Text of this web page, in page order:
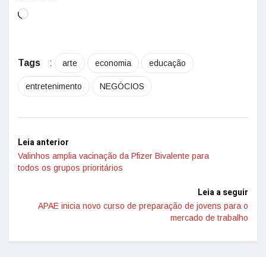
Tags : arte economia educação
entretenimento NEGÓCIOS
Leia anterior
Valinhos amplia vacinação da Pfizer Bivalente para
todos os grupos prioritários
Leia a seguir
APAE inicia novo curso de preparação de jovens para o
mercado de trabalho